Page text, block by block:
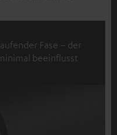
Fase – der
beeinflusst